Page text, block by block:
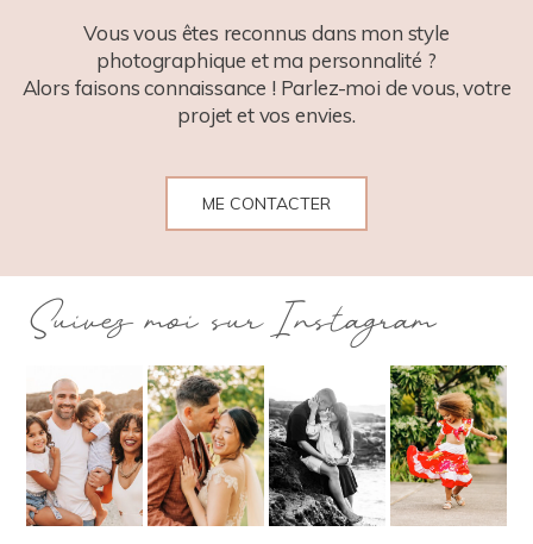
Vous vous êtes reconnus dans mon style
photographique et ma personnalité ?
Alors faisons connaissance ! Parlez-moi de vous, votre
projet et vos envies.
ME CONTACTER
Suivez moi sur Instagram